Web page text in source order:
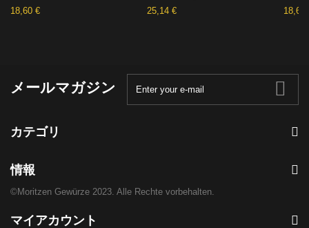
18,60 € 25,14 € 18,60
メールマガジン
カテゴリ
情報
©Moritzen Gewürze 2023. Alle Rechte vorbehalten.
マイアカウント